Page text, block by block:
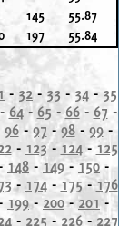
145
55.87
197 55.84
- 32 - 33 - 34 - 35
-64- 65-66- 67-
96- 97 -98- 99-
- 123- 124- 125
148 -149 -150 -
- 174-175- 176
199- 200- 201-
- 225- 226- 227